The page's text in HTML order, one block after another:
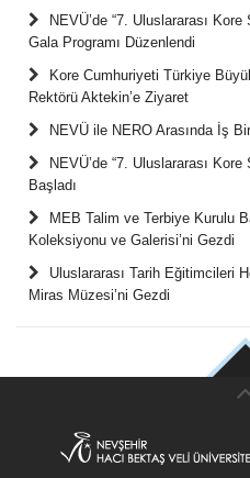
NEVÜ’de “7. Uluslararası
Gala Programı Düzenlendi
Kore Cumhuriyeti Türkiye
Rektörü Aktekin’e Ziyaret
NEVÜ ile NERO Arasında İş
NEVÜ’de “7. Uluslararası
Başladı
MEB Talim ve Terbiye Kurulu
Koleksiyonu ve Galerisi’ni Gezdi
Uluslararası Tarih Eğitimcileri
Miras Müzesi’ni Gezdi